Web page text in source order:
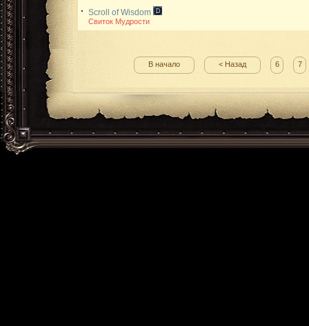
Scroll of Wisdom
Свиток Мудрости
В начало < Назад 6 7